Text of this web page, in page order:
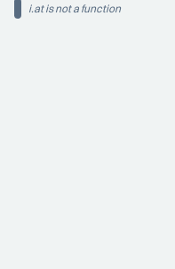
i.at is not a function